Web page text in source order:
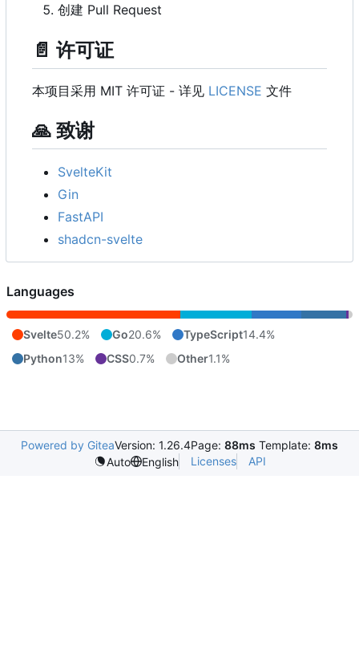
创建 Pull Request
📄 许可证
本项目采用 MIT 许可证 - 详见 LICENSE 文件
🙏 致谢
SvelteKit
Gin
FastAPI
shadcn-svelte
Languages
Svelte50.2% Go20.6% TypeScript14.4%
Python13% CSS0.7% Other1.1%
Powered by GiteaVersion: 1.26.4Page: 88ms Template: 8ms
Auto
English Licenses API